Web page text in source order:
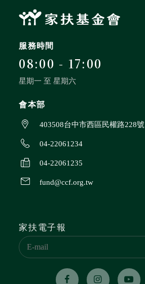
服務時間
08:00 - 17:00
星期一 至 星期六
會本部
403508台中市西區民權路228號
04-22061234
04-22061235
fund@ccf.org.tw
家扶電子報